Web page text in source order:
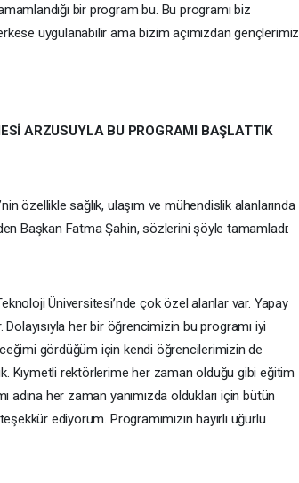
bir program bu. Bu programı biz
uygulanabilir ama bizim açımızdan gençlerimiz
ARZUSUYLA BU PROGRAMI BAŞLATTIK
özellikle sağlık, ulaşım ve mühendislik alanlarında
Başkan Fatma Şahin, sözlerini şöyle tamamladı:
Üniversitesi’nde çok özel alanlar var. Yapay
Dolayısıyla her bir öğrencimizin bu programı iyi
gördüğüm için kendi öğrencilerimizin de
Kıymetli rektörlerime her zaman olduğu gibi eğitim
her zaman yanımızda oldukları için bütün
ediyorum. Programımızın hayırlı uğurlu